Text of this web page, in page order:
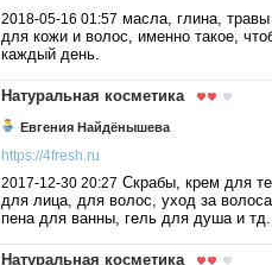
2018-05-16 01:57 масла, глина,
для кожи и волос, именно такое,
каждый день.
Натуральная косметика
Евгения Найдёнышева
https://4fresh.ru
2017-12-30 20:27 Скрабы, крем для
для лица, для волос, уход за
пена для ванны, гель для душа и тд.
Натуральная косметика